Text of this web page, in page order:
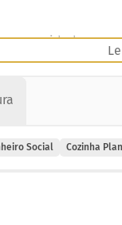
necessidades
Social Cozinha